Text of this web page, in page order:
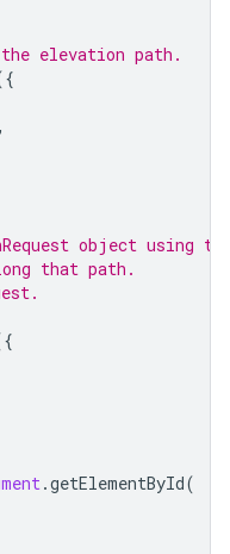
elevation path.
,
object using
that path.
.getElementById(